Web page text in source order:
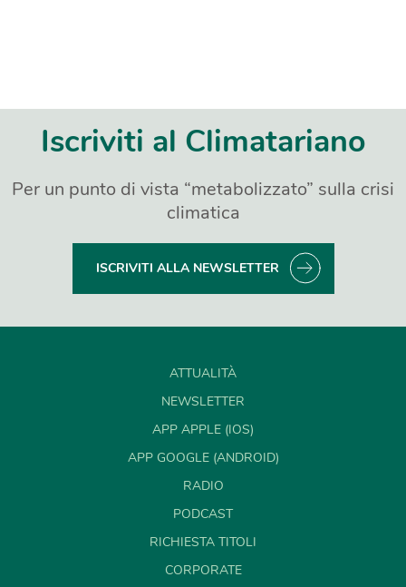
Iscriviti al Climatariano
Per un punto di vista “metabolizzato” sulla crisi
climatica
ISCRIVITI ALLA NEWSLETTER
ATTUALITÀ
NEWSLETTER
APP APPLE (IOS)
APP GOOGLE (ANDROID)
RADIO
PODCAST
RICHIESTA TITOLI
CORPORATE